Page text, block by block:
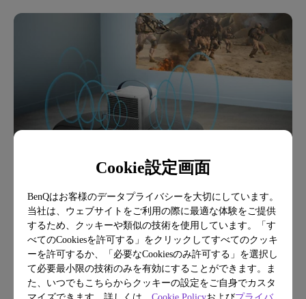
Cookie設定画面
BenQはお客様のデータプライバシーを大切にしています。
当社は、ウェブサイトをご利用の際に最適な体験をご提供
するため、クッキーや類似の技術を使用しています。「す
べてのCookiesを許可する」をクリックしてすべてのクッキ
ーを許可するか、「必要なCookiesのみ許可する」を選択し
て必要最小限の技術のみを有効にすることができます。ま
た、いつでもこちらからクッキーの設定をご自身でカスタ
マイズできます。詳しくは、 Cookie Policyおよびプライバ